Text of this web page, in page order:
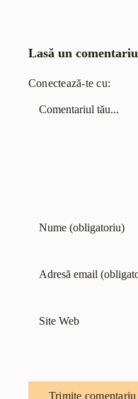
Lasă un comentariu
Conectează-te cu:
Comentariu